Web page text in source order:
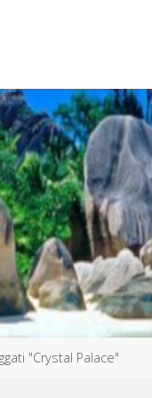
"Crystal Palace"